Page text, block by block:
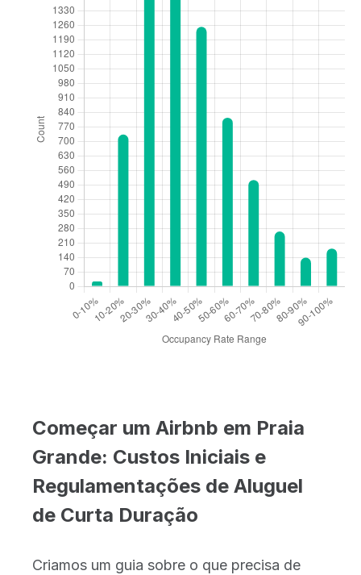
Começar um Airbnb em Praia
Grande: Custos Iniciais e
Regulamentações de Aluguel
de Curta Duração
Criamos um guia sobre o que precisa de